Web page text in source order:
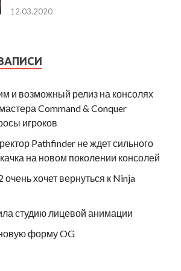
12.03.2020
и возможный релиз на консолях
Command & Conquer
игроков
Pathfinder не ждет сильного
на новом поколении консолей
очень хочет вернуться к Ninja
студию лицевой анимации
форму OG